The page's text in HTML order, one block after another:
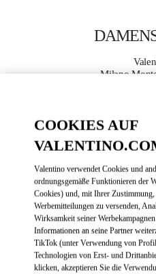
Milano
MEHR
ZUR
COOKIES AUF
Valentino verwendet Cookies und
ordnungsgemäße Funktionieren der
Cookies) und, mit Ihrer
Werbemitteilungen zu versenden,
Wirksamkeit seiner
Informationen an seine Partner
TikTok (unter Verwendung von
Technologien von Erst- und
klicken, akzeptieren Sie die